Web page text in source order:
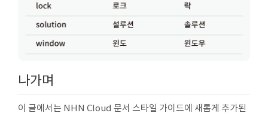
나가며
이 글에서는 NHN Cloud 문서 스타일 가이드에 새롭게 추가된